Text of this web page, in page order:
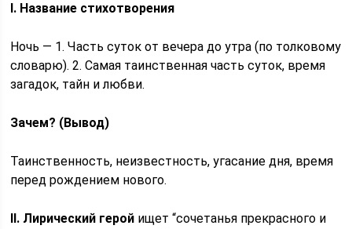
I. Название стихотворения
Ночь — 1. Часть суток от вечера до утра (по толковому
словарю). 2. Самая таинственная часть суток, время
загадок, тайн и любви.
Зачем? (Вывод)
Таинственность, неизвестность, угасание дня, время
перед рождением нового.
II. Лирический герой ищет “сочетанья прекрасного и